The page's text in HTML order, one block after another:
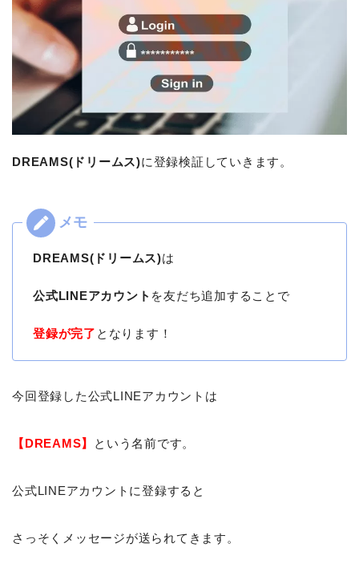
DREAMS(ドリームス)に登録検証していきます。
DREAMS(ドリームス)は
公式LINEアカウント を友だち追加することで
登録が完了 となります！
今回登録した公式LINEアカウントは
【DREAMS】 という名前です。
公式LINEアカウントに登録すると
さっそくメッセージが送られてきます。